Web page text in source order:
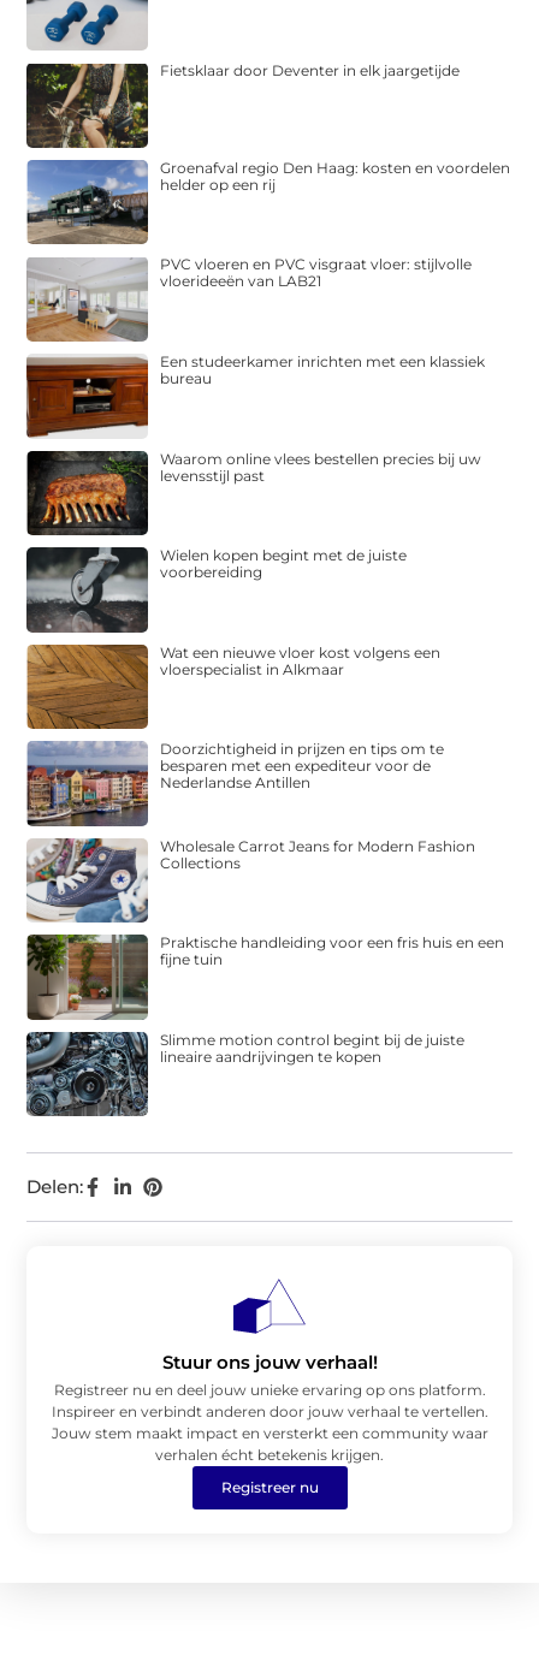
Delen:
Fietsklaar door Deventer in elk jaargetijde
Groenafval regio Den Haag: kosten en voordelen
helder op een rij
PVC vloeren en PVC visgraat vloer: stijlvolle
vloerideeën van LAB21
Een studeerkamer inrichten met een klassiek
bureau
Waarom online vlees bestellen precies bij uw
levensstijl past
Wielen kopen begint met de juiste
voorbereiding
Wat een nieuwe vloer kost volgens een
vloerspecialist in Alkmaar
Doorzichtigheid in prijzen en tips om te
besparen met een expediteur voor de
Nederlandse Antillen
Wholesale Carrot Jeans for Modern Fashion
Collections
Praktische handleiding voor een fris huis en een
fijne tuin
Slimme motion control begint bij de juiste
lineaire aandrijvingen te kopen
Stuur ons jouw verhaal!
Registreer nu en deel jouw unieke ervaring op ons platform.
Inspireer en verbindt anderen door jouw verhaal te vertellen.
Jouw stem maakt impact en versterkt een community waar
verhalen écht betekenis krijgen.
Registreer nu